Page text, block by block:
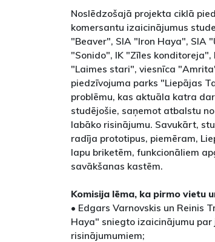
Noslēdzošajā projekta ciklā
komersantu izaicinājumus
"Beaver", SIA "Iron Haya", SIA
"Sonido", IK "Zīles
"Laimes stari", viesnīca
piedzīvojuma parks "Liepājas
problēmu, kas aktuāla katra
studējošie, saņemot atbalstu
labāko risinājumu. Savukārt,
radīja prototipus, piemēram,
lapu briketēm, funkcionāliem
savākšanas kastēm.
Komisija lēma, ka pirmo vietu
• Edgars Varnovskis un Reinis
Haya" sniegto izaicinājumu
risinājumumiem;